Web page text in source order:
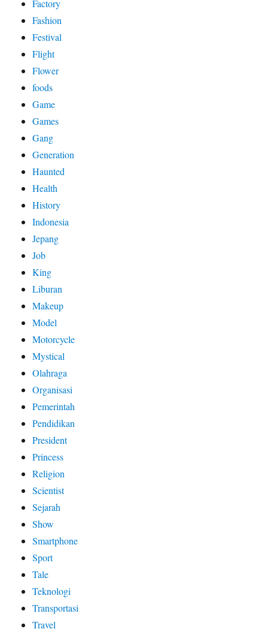
Factory
Fashion
Festival
Flight
Flower
foods
Game
Games
Gang
Generation
Haunted
Health
History
Indonesia
Jepang
Job
King
Liburan
Makeup
Model
Motorcycle
Mystical
Olahraga
Organisasi
Pemerintah
Pendidikan
President
Princess
Religion
Scientist
Sejarah
Show
Smartphone
Sport
Tale
Teknologi
Transportasi
Travel